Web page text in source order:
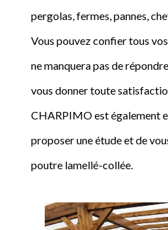
pergolas, fermes, pannes,
Vous pouvez confier tous
ne manquera pas de
vous donner toute
CHARPIMO est également
proposer une étude et de
poutre lamellé-collée.